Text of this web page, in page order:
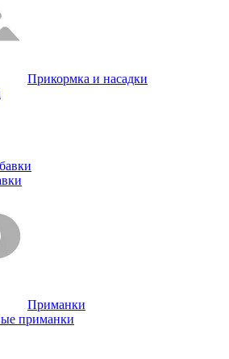
Прикормка и насадки
Приманки
приманки